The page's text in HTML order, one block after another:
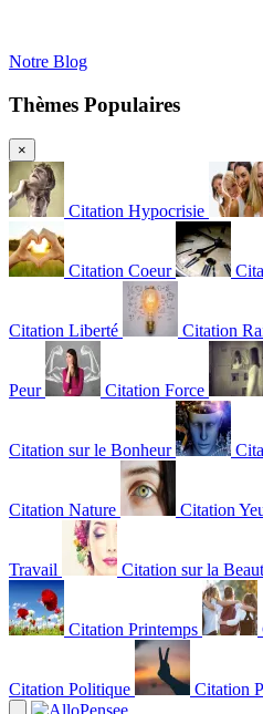
Notre Blog
Thèmes Populaires
×
Citation Hypocrisie
Citation Coeur
Citation Liberté Citation
Peur Citation Force
Citation sur le Bonheur
Citation Nature Citation
Travail Citation sur la
Citation Printemps
Citation Politique Citation